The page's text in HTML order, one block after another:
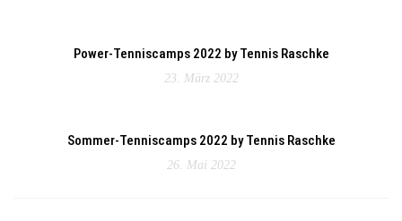
Power-Tenniscamps 2022 by Tennis Raschke
23. März 2022
Sommer-Tenniscamps 2022 by Tennis Raschke
26. Mai 2022